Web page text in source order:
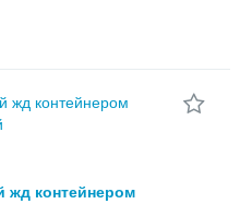
жд контейнером